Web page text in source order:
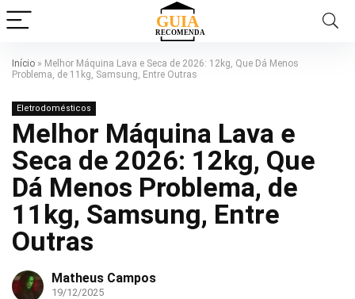
Início » Melhor Máquina Lava e Seca de 2026: 12kg, Que Dá Menos
Problema, de 11kg, Samsung, Entre Outras
Eletrodomésticos
Melhor Máquina Lava e
Seca de 2026: 12kg, Que
Dá Menos Problema, de
11kg, Samsung, Entre
Outras
Matheus Campos
19/12/2025